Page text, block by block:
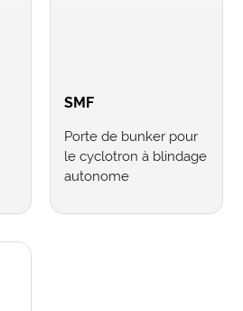
SMF
Porte de bunker pour
le cyclotron à blindage
autonome